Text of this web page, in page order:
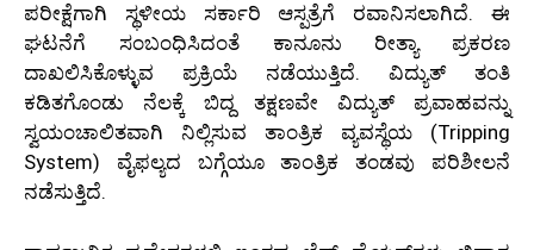
ಪರೀಕ್ಷೆಗಾಗಿ ಸ್ಥಳೀಯ ಸರ್ಕಾರಿ ಆಸ್ಪತ್ರೆಗೆ ರವಾನಿಸಲಾಗಿದೆ. ಈ
ಘಟನೆಗೆ ಸಂಬಂಧಿಸಿದಂತೆ ಕಾನೂನು ರೀತ್ಯಾ ಪ್ರಕರಣ
ದಾಖಲಿಸಿಕೊಳ್ಳುವ ಪ್ರಕ್ರಿಯೆ ನಡೆಯುತ್ತಿದೆ. ವಿದ್ಯುತ್ ತಂತಿ
ಕಡಿತಗೊಂಡು ನೆಲಕ್ಕೆ ಬಿದ್ದ ತಕ್ಷಣವೇ ವಿದ್ಯುತ್ ಪ್ರವಾಹವನ್ನು
ಸ್ವಯಂಚಾಲಿತವಾಗಿ ನಿಲ್ಲಿಸುವ ತಾಂತ್ರಿಕ ವ್ಯವಸ್ಥೆಯ (Tripping
System) ವೈಫಲ್ಯದ ಬಗ್ಗೆಯೂ ತಾಂತ್ರಿಕ ತಂಡವು ಪರಿಶೀಲನೆ
ನಡೆಸುತ್ತಿದೆ.